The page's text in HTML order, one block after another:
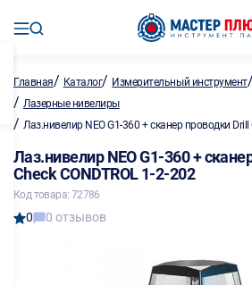
Главная/ Каталог/ Измерительный инструмент/
/ Лазерные нивелиры
/ Лаз.нивелир NEO G1-360 + сканер проводки Drill
Лаз.нивелир NEO G1-360 +
Check CONDTROL 1-2-202
Код товара: 72786
0 0 отзывов